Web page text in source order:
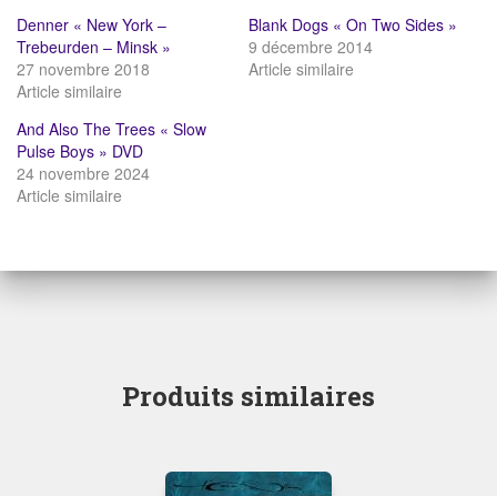
Denner « New York –
Trebeurden – Minsk »
27 novembre 2018
Article similaire
Blank Dogs « On Two Sides »
9 décembre 2014
Article similaire
And Also The Trees « Slow
Pulse Boys » DVD
24 novembre 2024
Article similaire
Produits similaires